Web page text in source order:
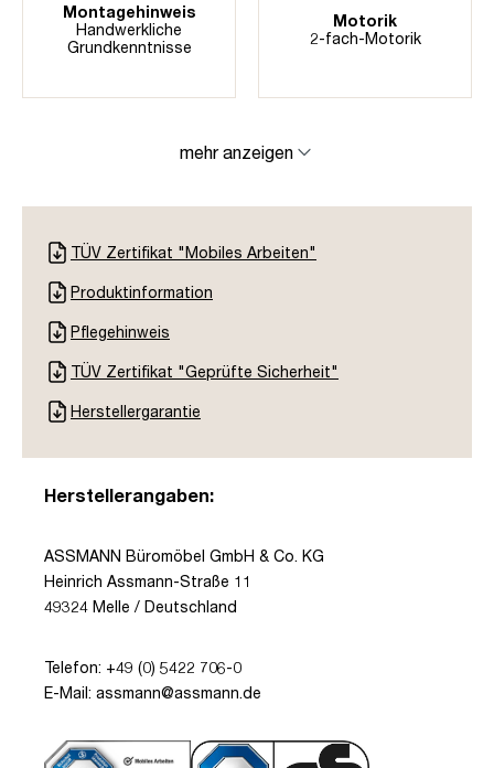
Montagehinweis
Handwerkliche
Grundkenntnisse
Motorik
2-fach-Motorik
mehr anzeigen
TÜV Zertifikat "Mobiles Arbeiten"
Produktinformation
Pflegehinweis
TÜV Zertifikat "Geprüfte Sicherheit"
Herstellergarantie
Herstellerangaben:
ASSMANN Büromöbel GmbH & Co. KG
Heinrich Assmann-Straße 11
49324 Melle / Deutschland
Telefon: +49 (0) 5422 706-0
E-Mail: assmann@assmann.de